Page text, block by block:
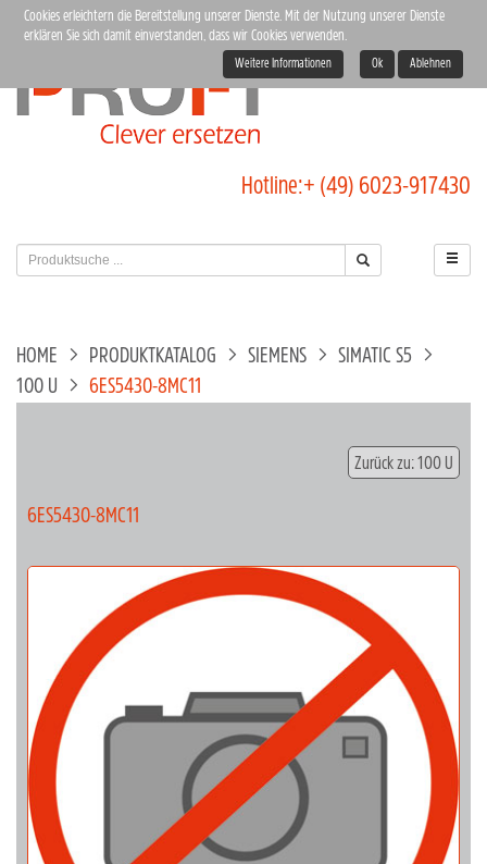
Hotline:+ (49) 6023-917430
HOME PRODUKTKATALOG SIEMENS
SIMATIC S5
100 U
6ES5430-8MC11
Zurück zu: 100 U
6ES5430-8MC11
Cookies erleichtern die Bereitstellung unserer Dienste. Mit der Nutzung unserer Dienste
erklären Sie sich damit einverstanden, dass wir Cookies verwenden.
Weitere Informationen Ok Ablehnen